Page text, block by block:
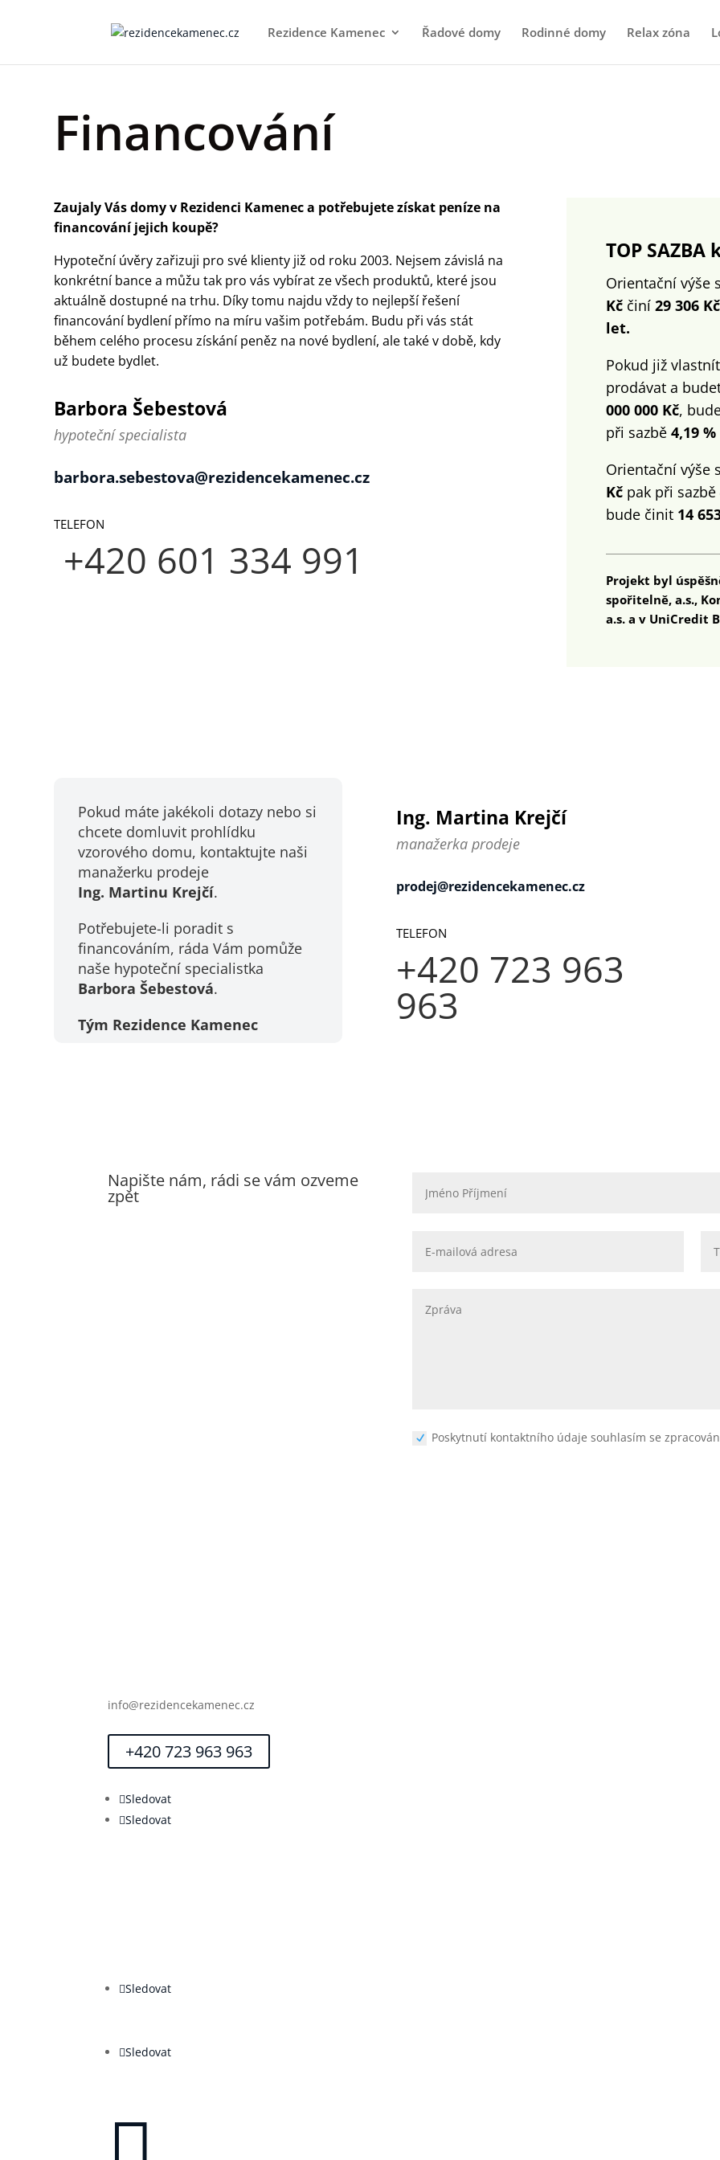
Rezidence Kamenec Řadové domy Rodinné domy Relax zóna
Financování
Zaujaly Vás domy v Rezidenci Kamenec a potřebujete získat peníze na
financování jejich koupě?
Hypoteční úvěry zařizuji pro své klienty již od roku 2003. Nejsem závislá na
konkrétní bance a můžu tak pro vás vybírat ze všech produktů, které jsou
aktuálně dostupné na trhu. Díky tomu najdu vždy to nejlepší řešení
financování bydlení přímo na míru vašim potřebám. Budu při vás stát
během celého procesu získání peněz na nové bydlení, ale také v době, kdy
už budete bydlet.
Barbora Šebestová
hypoteční specialista
barbora.sebestova@rezidencekamenec.cz
TELEFON
+420 601 334 991
TOP SAZBA
Orientační výše
Kččiní 29 306 Kč
let.
Pokud již
prodávat a
000 000 Kč,
při sazbě 4,19 %
Orientační výše
Kčpak při sazbě
bude činit 14
Projekt byl
spořitelně, a.s.,
a.s. a v UniCredit
Pokud máte jakékoli dotazy nebo si
chcete domluvit prohlídku
vzorového domu, kontaktujte naši
manažerku prodeje
Ing. Martinu Krejčí.
Potřebujete-li poradit s
financováním, ráda Vám pomůže
naše hypoteční specialistka
Barbora Šebestová.
Tým Rezidence Kamenec
Ing. Martina Krejčí
manažerka prodeje
prodej@rezidencekamenec.cz
TELEFON
+420 723 963
963
Napište nám, rádi se vám ozveme
zpět
Poskytnutí kontaktního údaje souhlasím se
info@rezidencekamenec.cz
+420 723 963 963
Sledovat
Sledovat
Sledovat
Sledovat
